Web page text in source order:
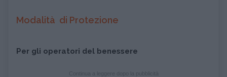
Modalità di Protezione
Per gli operatori del benessere